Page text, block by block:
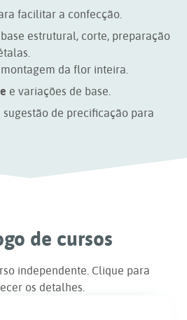
facilitar a confecção.
estrutural, corte, preparação
da flor inteira.
e variações de base.
de precificação para
de cursos
independente. Clique para
os detalhes.